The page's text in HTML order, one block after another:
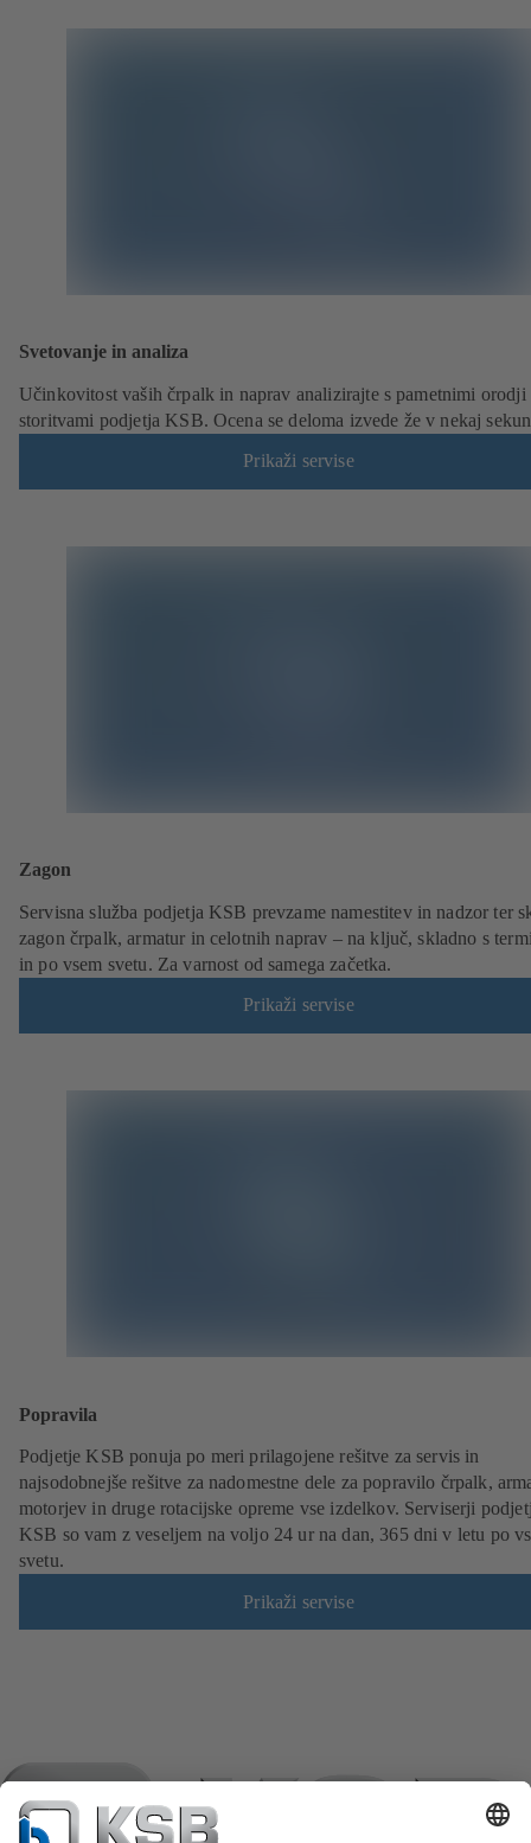
Svetovanje in analiza
Učinkovitost vaših črpalk in naprav analizirajte s pametnimi orodji
storitvami podjetja KSB. Ocena se deloma izvede že v nekaj
Prikaži servise
Zagon
Servisna služba podjetja KSB prevzame namestitev in nadzor ter
zagon črpalk, armatur in celotnih naprav – na ključ, skladno s
in po vsem svetu. Za varnost od samega začetka.
Prikaži servise
Popravila
Podjetje KSB ponuja po meri prilagojene rešitve za servis in
najsodobnejše rešitve za nadomestne dele za popravilo črpalk,
motorjev in druge rotacijske opreme vse izdelkov. Serviserji
KSB so vam z veseljem na voljo 24 ur na dan, 365 dni v letu po
svetu.
Prikaži servise